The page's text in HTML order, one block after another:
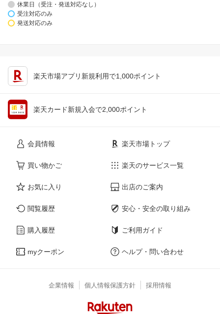
休業日（受注・発送対応なし）
受注対応のみ
発送対応のみ
楽天市場アプリ新規利用で1,000ポイント
楽天カード新規入会で2,000ポイント
会員情報
買い物かご
お気に入り
閲覧履歴
購入履歴
myクーポン
楽天市場トップ
楽天のサービス一覧
出店のご案内
安心・安全の取り組み
ご利用ガイド
ヘルプ・問い合わせ
企業情報 個人情報保護方針 採用情報